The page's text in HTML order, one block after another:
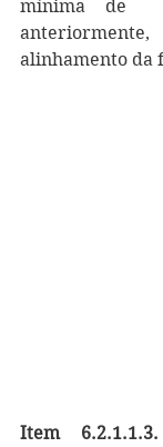
mínima de
alinhamento da
Item